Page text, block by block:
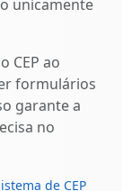
unicamente
CEP ao
formulários
garante a
no
de CEP